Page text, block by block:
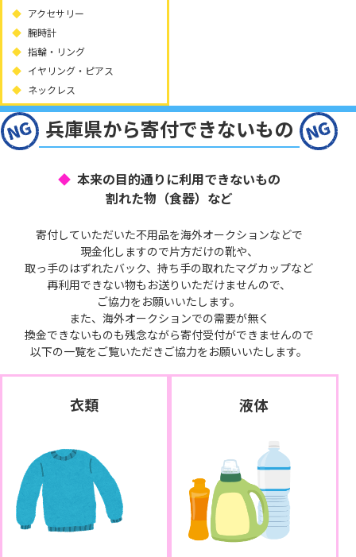
アクセサリー
腕時計
指輪・リング
イヤリング・ピアス
ネックレス
兵庫県から寄付できないもの
本来の目的通りに利用できないもの
割れた物（食器）など
寄付していただいた不用品を海外オークションなどで
現金化しますので片方だけの靴や、
取っ手のはずれたバック、持ち手の取れたマグカップなど
再利用できない物もお送りいただけませんので、
ご協力をお願いいたします。
また、海外オークションでの需要が無く
換金できないものも残念ながら寄付受付ができませんので
以下の一覧をご覧いただきご協力をお願いいたします。
衣類 液体